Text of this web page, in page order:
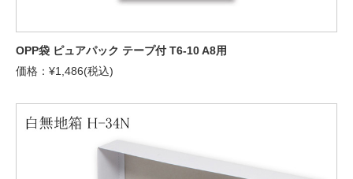
OPP袋 ピュアパック テープ付 T6-10 A8用
価格：¥1,486(税込)